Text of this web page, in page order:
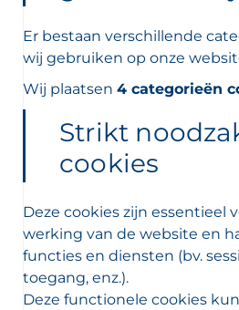
Er bestaan verschillende
wij gebruiken op onze
Wij plaatsen 4 categorieën
Strikt
cookies
Deze cookies zijn essentieel
werking van de website en
functies en diensten (bv.
toegang, enz.).
Deze functionele cookies